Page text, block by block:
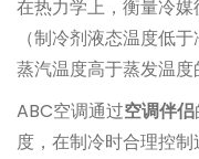
在热力学上，衡量冷
（制冷剂液态温度低
蒸汽温度高于蒸发温度
ABC空调通过空调伴侣
度，在制冷时合理控